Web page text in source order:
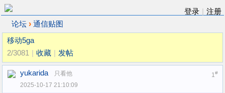
登录
注册
论坛 › 通信贴图
移动5ga
2/3081
收藏 发帖
1#
yukarida
只看他
2025-10-17 21:10:09